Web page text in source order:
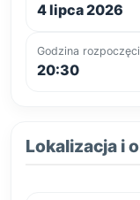
4 lipca 2026
Godzina
20:30
Lokalizacja i